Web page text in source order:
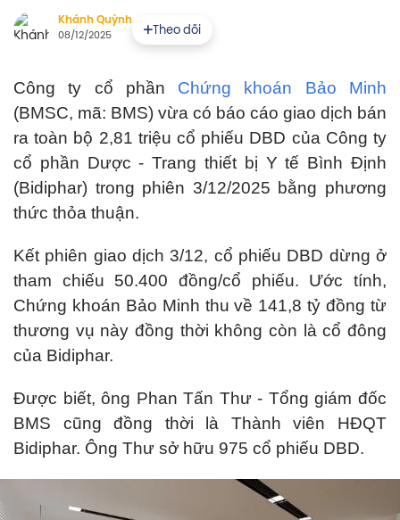
Khánh Quỳnh
08/12/2025 Theo dõi
Công ty cổ phần Chứng khoán Bảo Minh
(BMSC, mã: BMS) vừa có báo cáo giao dịch bán
ra toàn bộ 2,81 triệu cổ phiếu DBD của Công ty
cổ phần Dược - Trang thiết bị Y tế Bình Định
(Bidiphar) trong phiên 3/12/2025 bằng phương
thức thỏa thuận.
Kết phiên giao dịch 3/12, cổ phiếu DBD dừng ở
tham chiếu 50.400 đồng/cổ phiếu. Ước tính,
Chứng khoán Bảo Minh thu về 141,8 tỷ đồng từ
thương vụ này đồng thời không còn là cổ đông
của Bidiphar.
Được biết, ông Phan Tấn Thư - Tổng giám đốc
BMS cũng đồng thời là Thành viên HĐQT
Bidiphar. Ông Thư sở hữu 975 cổ phiếu DBD.